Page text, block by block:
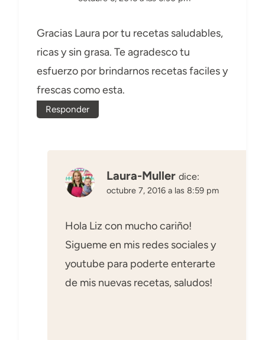
Gracias Laura por tu recetas saludables,
ricas y sin grasa. Te agradesco tu
esfuerzo por brindarnos recetas faciles y
frescas como esta.
Responder
Laura-Muller dice:
octubre 7, 2016 a las 8:59 pm
Hola Liz con mucho cariño!
Sigueme en mis redes sociales y
youtube para poderte enterarte
de mis nuevas recetas, saludos!